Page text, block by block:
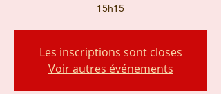
15h15
Les inscriptions sont closes
Voir autres événements